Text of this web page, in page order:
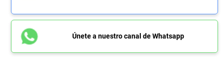
Únete a nuestro canal de Whatsapp